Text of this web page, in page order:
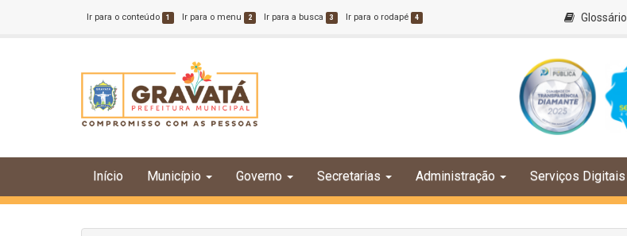
Ir para o conteúdo 1 Ir para o menu 2 Ir para a busca 3 Ir para o rodapé 4 Glossário
Início Município Governo Secretarias Administração Serviços Digitais